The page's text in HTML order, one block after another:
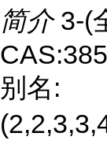
简介 3-(
别名: